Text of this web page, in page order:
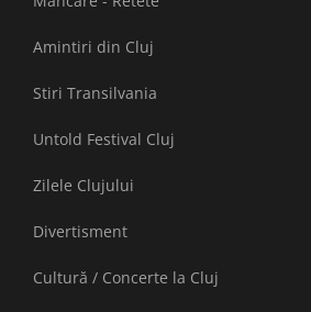
Amintiri din Cluj
Stiri Transilvania
Untold Festival Cluj
Zilele Clujului
Divertisment
Cultură / Concerte la Cluj